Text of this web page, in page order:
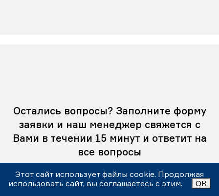
Остались вопросы? Заполните форму
заявки и наш менеджер свяжется с
Вами в течении 15 минут и ответит на
все вопросы
Этот сайт использует файлы cookie. Продолжая
использовать сайт, вы соглашаетесь с этим.
ОК